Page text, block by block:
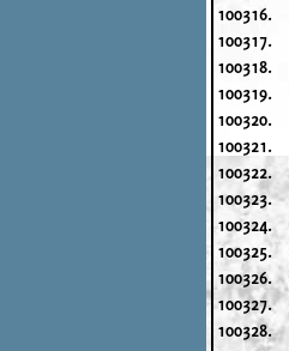
100316.
100317.
100318.
100319.
100320.
100321.
100322.
100323.
100324.
100325.
100326.
100327.
100328.